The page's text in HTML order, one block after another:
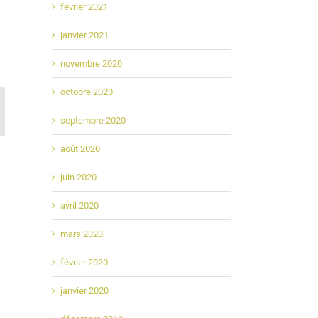
février 2021
janvier 2021
novembre 2020
octobre 2020
septembre 2020
août 2020
juin 2020
avril 2020
mars 2020
février 2020
janvier 2020